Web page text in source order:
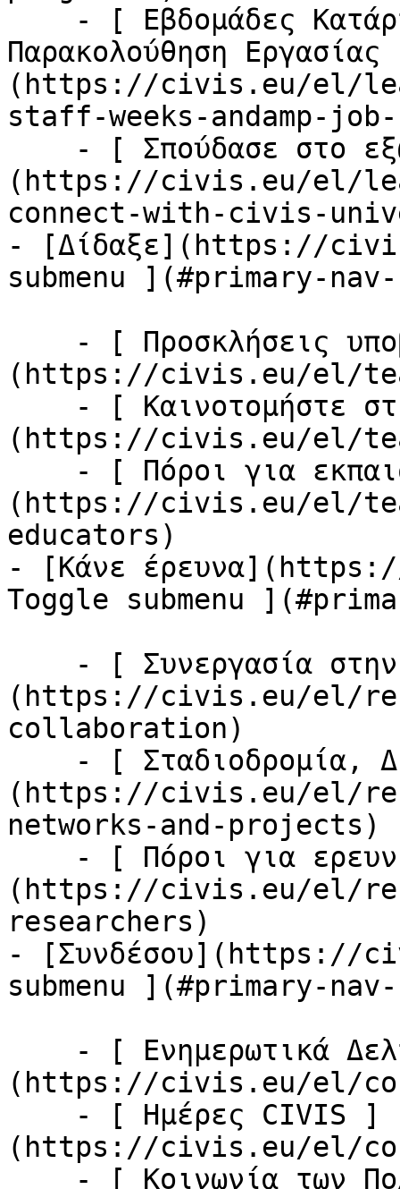
Παρακολούθηση
(https://civis.eu/el/
staff-weeks-andamp-
(https://civis.eu/el/
connect-with-civis-
- [Δίδαξε](https://
submenu ](#primary-
(https://civis.eu/el/
(https://civis.eu/el/
(https://civis.eu/el/
educators)
- [Κάνε
Toggle submenu
(https://civis.eu/el/
collaboration)
(https://civis.eu/el/
networks-and-projects)
(https://civis.eu/el/
researchers)
- [Συνδέσου](https://
submenu ](#primary-
(https://civis.eu/el/
(https://civis.eu/el/